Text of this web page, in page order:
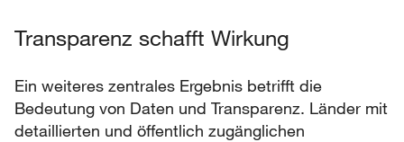
Transparenz schafft Wirkung
Ein weiteres zentrales Ergebnis betrifft die
Bedeutung von Daten und Transparenz. Länder mit
detaillierten und öffentlich zugänglichen